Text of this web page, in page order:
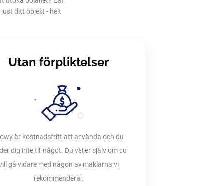
ditt objekt - helt
Utan förpliktelser
är kostnadsfritt att använda och du
dig inte till något. Du väljer själv om du
gå vidare med någon av mäklarna vi
rekommenderar.